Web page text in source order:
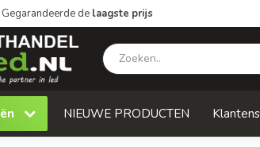
Gegarandeerde de laagste prijs
NIEUWE PRODUCTEN